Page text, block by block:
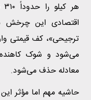
اقتصادی این چرخش
ترجیحی»، کف قیمتی
می‌شود و شوک کاهنده‌
معادله حذف می‌شود.
حاشیه مهم اما مؤثر